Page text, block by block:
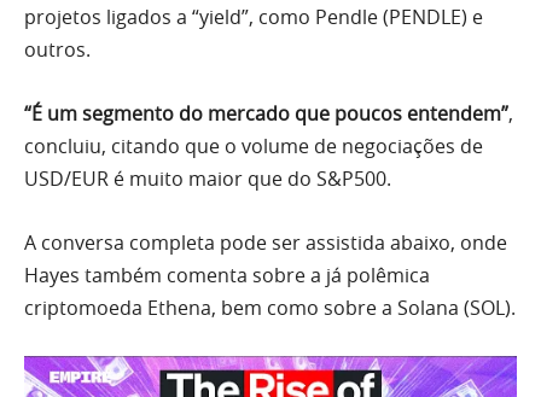
projetos ligados a “yield”, como Pendle (PENDLE) e
outros.
“É um segmento do mercado que poucos entendem”,
concluiu, citando que o volume de negociações de
USD/EUR é muito maior que do S&P500.
A conversa completa pode ser assistida abaixo, onde
Hayes também comenta sobre a já polêmica
criptomoeda Ethena, bem como sobre a Solana (SOL).